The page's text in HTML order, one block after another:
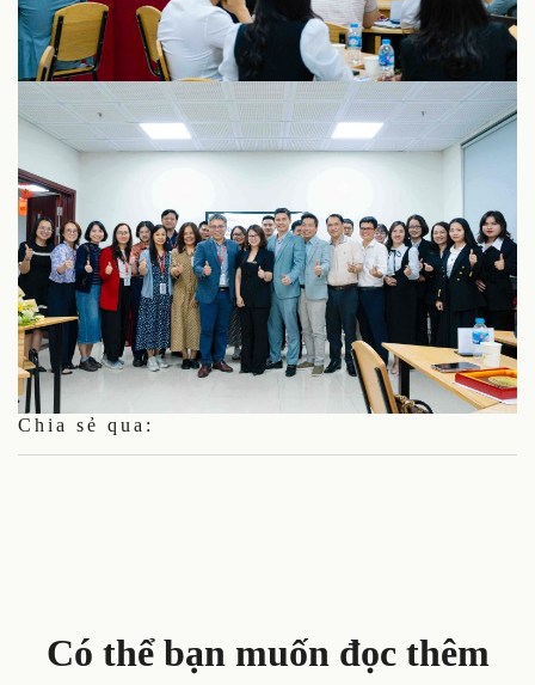
Chia sẻ qua:
Có thể bạn muốn đọc thêm